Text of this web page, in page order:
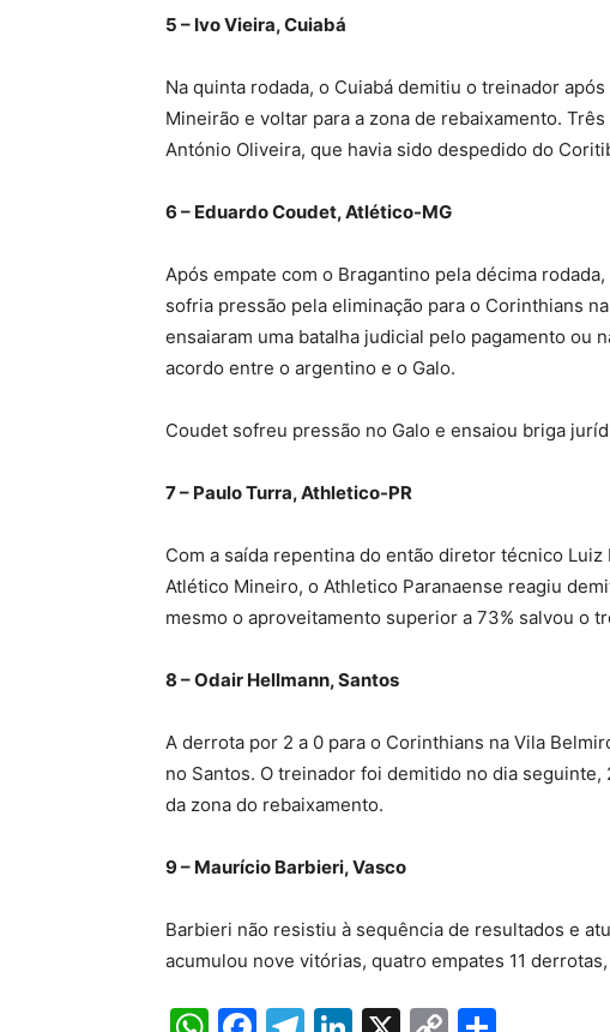
5 – Ivo Vieira, Cuiabá
Na quinta rodada, o Cuiabá demitiu o treinador
Mineirão e voltar para a zona de rebaixamento.
António Oliveira, que havia sido despedido do
6 – Eduardo Coudet, Atlético-MG
Após empate com o Bragantino pela décima
sofria pressão pela eliminação para o Corinthians
ensaiaram uma batalha judicial pelo pagamento ou
acordo entre o argentino e o Galo.
Coudet sofreu pressão no Galo e ensaiou briga
7 – Paulo Turra, Athletico-PR
Com a saída repentina do então diretor técnico
Atlético Mineiro, o Athletico Paranaense reagiu
mesmo o aproveitamento superior a 73% salvou o
8 – Odair Hellmann, Santos
A derrota por 2 a 0 para o Corinthians na Vila
no Santos. O treinador foi demitido no dia
da zona do rebaixamento.
9 – Maurício Barbieri, Vasco
Barbieri não resistiu à sequência de resultados e
acumulou nove vitórias, quatro empates 11